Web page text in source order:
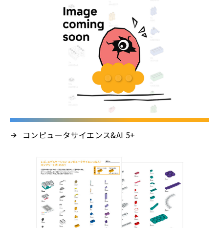
コンピュータサイエンス&AI 5+